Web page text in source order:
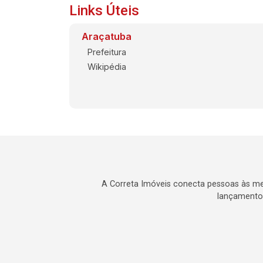
Links Úteis
Araçatuba
Prefeitura
Wikipédia
A Correta Imóveis conecta pessoas às